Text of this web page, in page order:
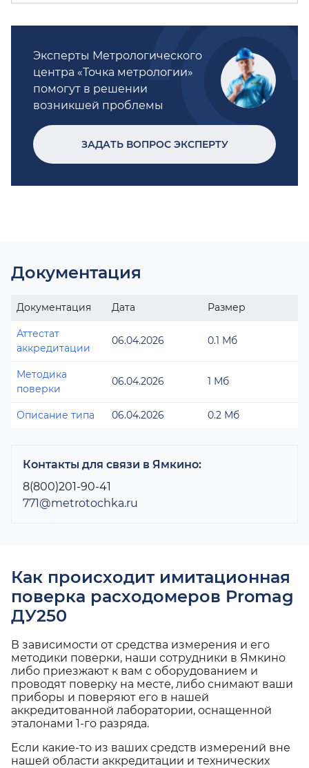
Эксперты Метрологического
центра «Точка метрологии»
помогут в решении
возникшей проблемы
ЗАДАТЬ ВОПРОС ЭКСПЕРТУ
Документация
Документация Дата Размер
Аттестат
аккредитации
06.04.2026 0.1 Мб
Методика
поверки
06.04.2026 1 Мб
Описание типа 06.04.2026 0.2 Мб
Контакты для связи в Ямкино:
8(800)201-90-41
771@metrotochka.ru
Как происходит имитационная
поверка расходомеров Promag
ДУ250
В зависимости от средства измерения и его
методики поверки, наши сотрудники в Ямкино
либо приезжают к вам с оборудованием и
проводят поверку на месте, либо снимают ваши
приборы и поверяют его в нашей
аккредитованной лаборатории, оснащенной
эталонами 1-го разряда.
Если какие-то из ваших средств измерений вне
нашей области аккредитации и технических